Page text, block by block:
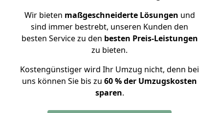
Wir bieten maßgeschneiderte Lösungen und
sind immer bestrebt, unseren Kunden den
besten Service zu den besten Preis-Leistungen
zu bieten.
Kostengünstiger wird Ihr Umzug nicht, denn bei
uns können Sie bis zu 60 % der Umzugskosten
sparen.